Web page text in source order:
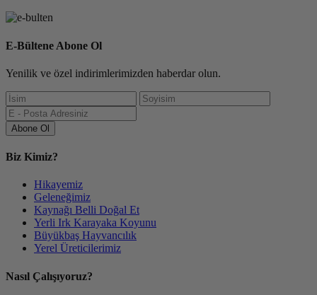
E-Bültene Abone Ol
Yenilik ve özel indirimlerimizden haberdar olun.
Abone Ol
Biz Kimiz?
Hikayemiz
Geleneğimiz
Kaynağı Belli Doğal Et
Yerli Irk Karayaka Koyunu
Büyükbaş Hayvancılık
Yerel Üreticilerimiz
Nasıl Çalışıyoruz?